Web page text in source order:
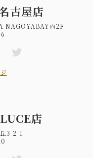
古屋店
NAGOYABAY内2F
店
3-2-1